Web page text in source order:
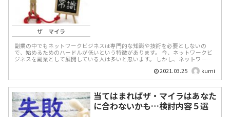
ザ マイラ
副業の中でもネットワークビジネスは専門的な知識や技術を必要としないの
で、始めるためのハードルが低いという特徴があります。 今、ネットワークビ
ジネスを副業として展開している人は多いと思います。 しかし、ネットワーク
2021.03.25 kumi
当てはまればザ・マイラはあなた
に合わないかも…検討内容５選